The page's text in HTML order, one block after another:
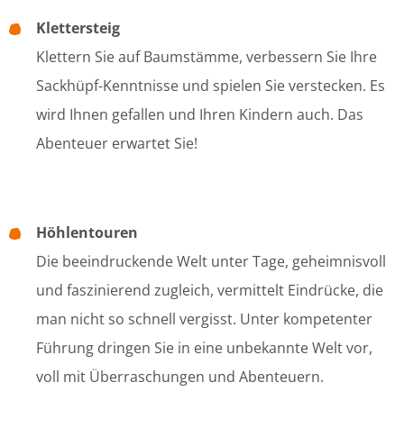
Klettersteig
Klettern Sie auf Baumstämme, verbessern Sie Ihre
Sackhüpf-Kenntnisse und spielen Sie verstecken. Es
wird Ihnen gefallen und Ihren Kindern auch. Das
Abenteuer erwartet Sie!
Höhlentouren
Die beeindruckende Welt unter Tage, geheimnisvoll
und faszinierend zugleich, vermittelt Eindrücke, die
man nicht so schnell vergisst. Unter kompetenter
Führung dringen Sie in eine unbekannte Welt vor,
voll mit Überraschungen und Abenteuern.